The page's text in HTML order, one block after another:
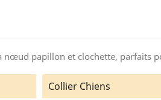
nœud papillon et clochette, parfaits
Collier Chiens